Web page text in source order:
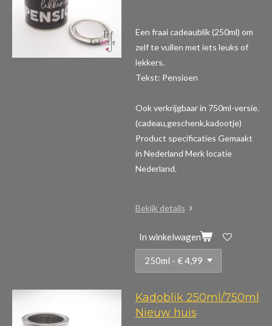
Een fraai cadeaublik (250ml) om
zelf te vullen met iets leuks of
lekkers.
Tekst: Pensioen
Ook verkrijgbaar in 750ml-versie.
(cadeau,geschenk,kadootje)
Product specificaties Gemaakt
in Nederland Merk locatie
Nederland.
Bekijk details
In winkelwagen
Kadoblik 250ml/750ml
Nieuw huis